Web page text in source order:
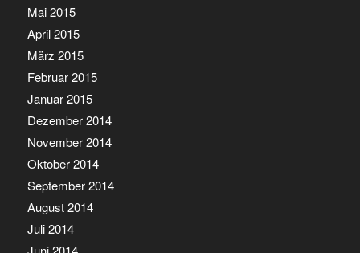
Mai 2015
April 2015
März 2015
Februar 2015
Januar 2015
Dezember 2014
November 2014
Oktober 2014
September 2014
August 2014
Juli 2014